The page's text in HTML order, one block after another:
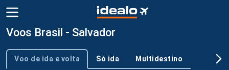
Voos Brasil - Salvador
Tipo de viagem
Voo de ida e volta Só ida Multidestino